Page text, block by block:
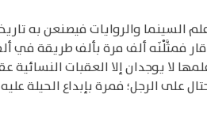
السينما والروايات فيصنعن به
فمثَّلْنَه ألف مرة بألف طريقة في
لا يوجدان إلا العقبات النسائية
الرجل؛ فمرة بإبداع الحيلة